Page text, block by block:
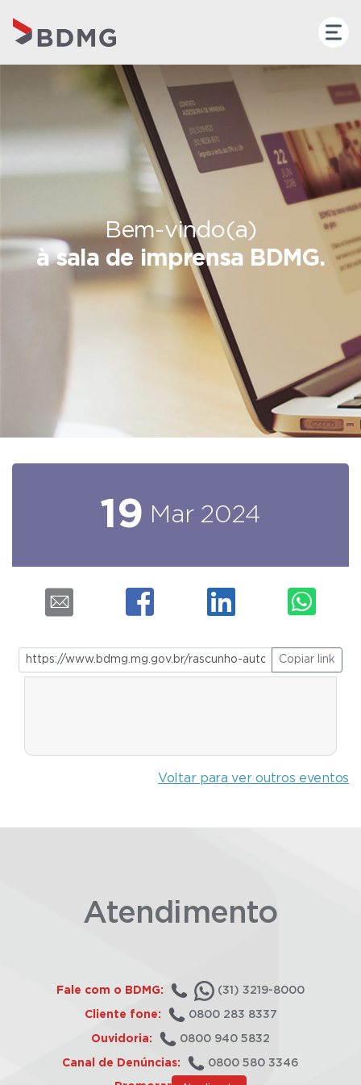
Bem-vindo(a)
à sala de imprensa BDMG.
19 Mar 2024
Copiar link
Voltar para ver outros eventos
Atendimento
Fale com o BDMG: (31) 3219-8000
Cliente fone: 0800 283 8337
Ouvidoria: 0800 940 5832
Canal de Denúncias: 0800 580 3346